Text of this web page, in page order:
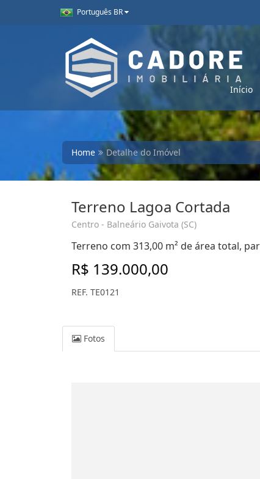
Português BR
Início
Home Detalhe do Imóvel
Terreno Lagoa Cortada
Centro - Balneário Gaivota (SC)
Terreno com 313,00 m² de área total,
R$ 139.000,00
REF. TE0121
Fotos